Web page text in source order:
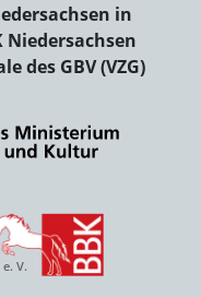
in
des GBV (VZG)
V.